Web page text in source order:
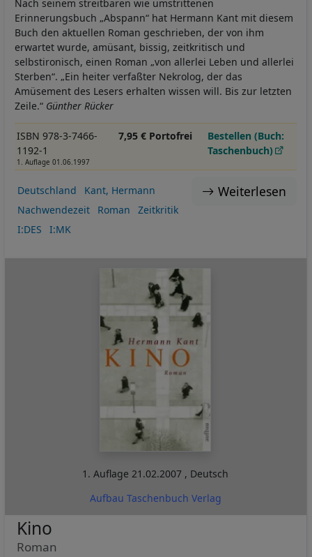
Nach seinem streitbaren wie umstrittenen
Erinnerungsbuch „Abspann“ hat Hermann Kant mit diesem
Buch den aktuellen Roman geschrieben, der von ihm
erwartet wurde, amüsant, bissig, zeitkritisch und
selbstironisch, einen Roman „von allerlei Leben und allerlei
Sterben“. „Ein heiter verfaßter Nekrolog, der das
Amüsement des Lesers erhalten wissen will. Bis zur letzten
Zeile.“ Günther Rücker
ISBN 978-3-7466-
1192-1
1. Auflage 01.06.1997
7,95 € Portofrei
Bestellen (Buch:
Taschenbuch)
Weiterlesen
Deutschland
Kant, Hermann
Nachwendezeit
Roman
Zeitkritik
I:DES
I:MK
1. Auflage21.02.2007 , Deutsch
Aufbau Taschenbuch Verlag
Kino
Roman